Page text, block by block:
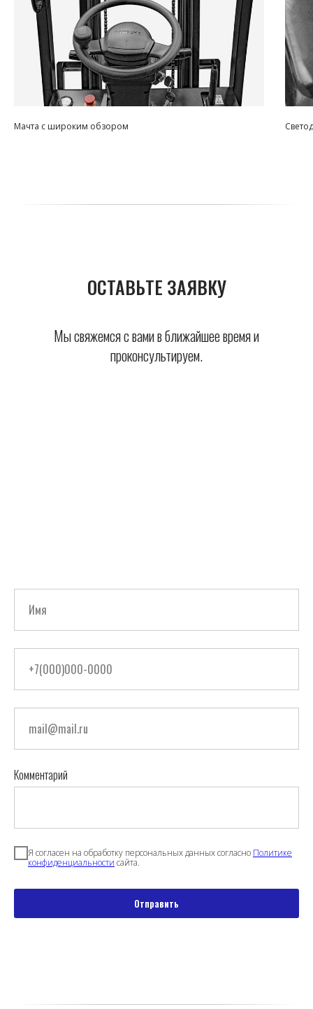
Мачта с широким обзором
ОСТАВЬТЕ ЗАЯВКУ
Мы свяжемся с вами в ближайшее время и
проконсультируем.
Комментарий
Я согласен на обработку персональных данных согласно Политике
конфиденциальности сайта.
Отправить